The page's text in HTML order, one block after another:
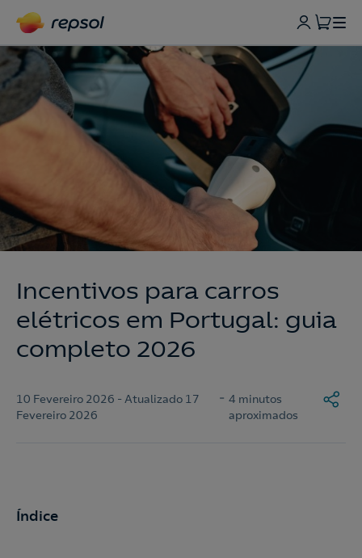
Incentivos para carros
elétricos em Portugal: guia
completo 2026
10 Fevereiro 2026 - Atualizado 17
Fevereiro 2026
- 4 minutos
aproximados
Índice